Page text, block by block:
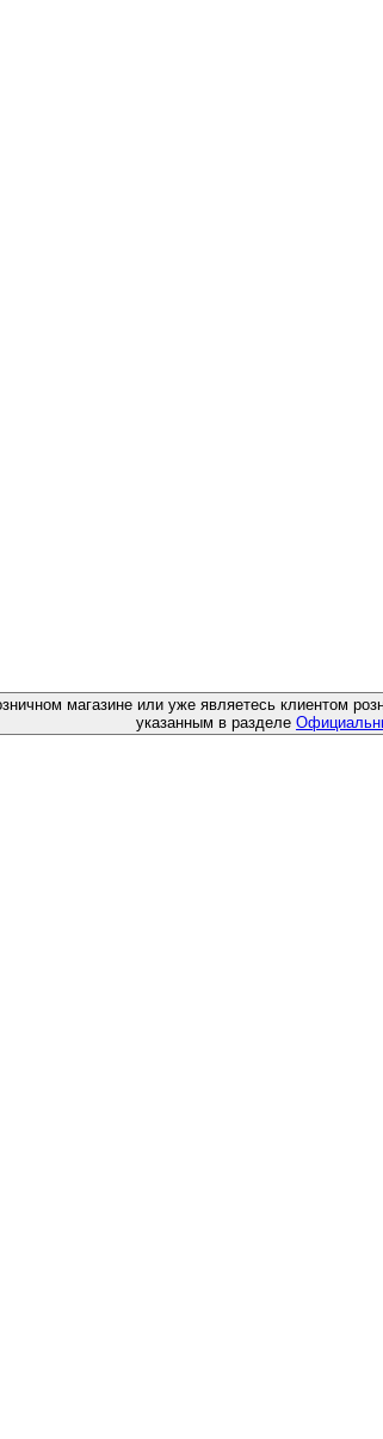
магазине или уже являетесь клиентом
указанным в разделе